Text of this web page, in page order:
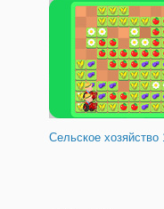
затем собирать урожай.
можно
Сельское хозяйство